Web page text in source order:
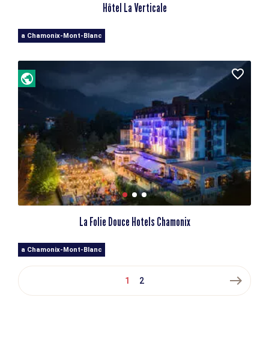
Hôtel La Verticale
a Chamonix-Mont-Blanc
La Folie Douce Hotels Chamonix
a Chamonix-Mont-Blanc
1 2 east